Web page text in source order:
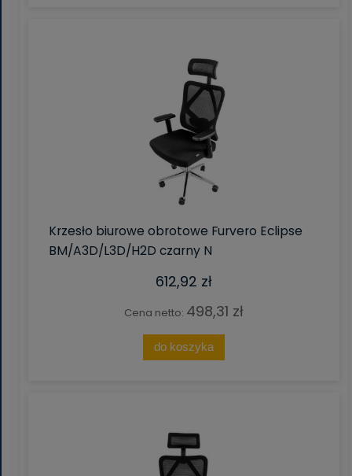
Krzesło biurowe obrotowe Furvero Eclipse
BM/A3D/L3D/H2D czarny N
612,92 zł
Cena netto: 498,31 zł
do koszyka